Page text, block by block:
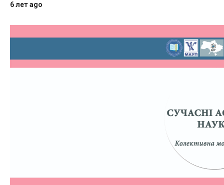
6 лет ago